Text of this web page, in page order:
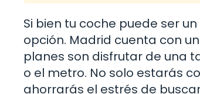
Si bien tu coche puede ser
opción. Madrid cuenta con
planes son disfrutar de una
o el metro. No solo estarás
ahorrarás el estrés de